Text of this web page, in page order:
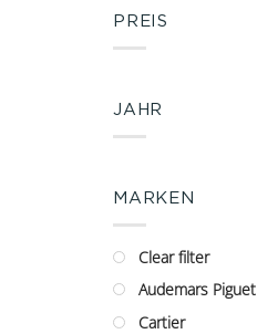
PREIS
JAHR
MARKEN
Clear filter
Audemars Piguet
Cartier